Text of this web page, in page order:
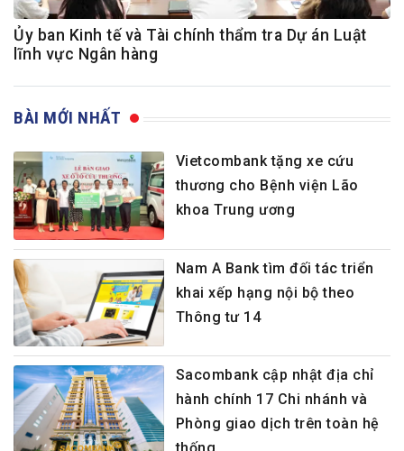
Ủy ban Kinh tế và Tài chính thẩm tra Dự án Luật
lĩnh vực Ngân hàng
BÀI MỚI NHẤT
Vietcombank tặng xe cứu
thương cho Bệnh viện Lão
khoa Trung ương
Nam A Bank tìm đối tác triển
khai xếp hạng nội bộ theo
Thông tư 14
Sacombank cập nhật địa chỉ
hành chính 17 Chi nhánh và
Phòng giao dịch trên toàn hệ